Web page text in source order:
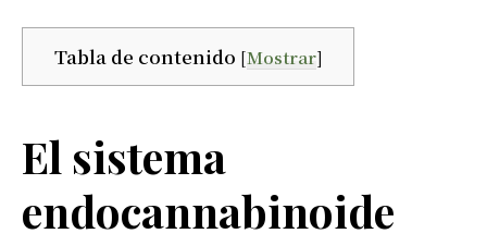
Tabla de contenido [Mostrar]
El sistema
endocannabinoide